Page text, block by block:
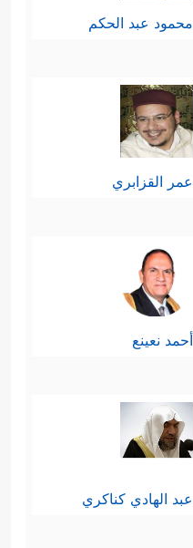
محمود عبد الحكم
عمر القزابري
أحمد نعينع
عبد الهادي كناكري